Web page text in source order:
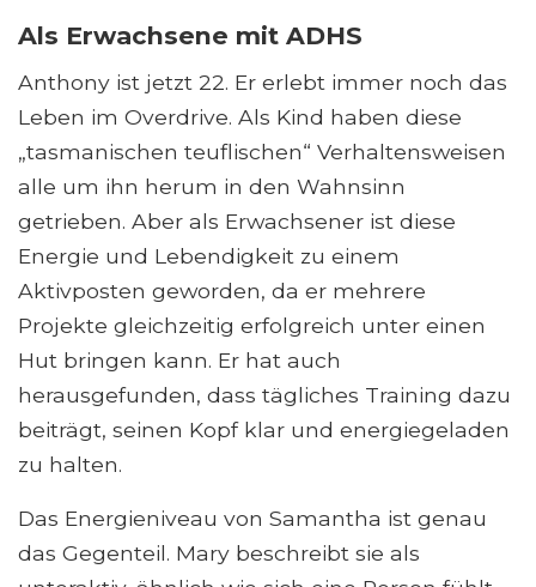
Als Erwachsene mit ADHS
Anthony ist jetzt 22. Er erlebt immer noch das
Leben im Overdrive. Als Kind haben diese
„tasmanischen teuflischen“ Verhaltensweisen
alle um ihn herum in den Wahnsinn
getrieben. Aber als Erwachsener ist diese
Energie und Lebendigkeit zu einem
Aktivposten geworden, da er mehrere
Projekte gleichzeitig erfolgreich unter einen
Hut bringen kann. Er hat auch
herausgefunden, dass tägliches Training dazu
beiträgt, seinen Kopf klar und energiegeladen
zu halten.
Das Energieniveau von Samantha ist genau
das Gegenteil. Mary beschreibt sie als